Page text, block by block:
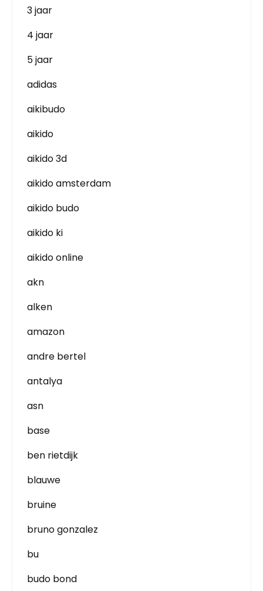
3 jaar
4 jaar
5 jaar
adidas
aikibudo
aikido
aikido 3d
aikido amsterdam
aikido budo
aikido ki
aikido online
akn
alken
amazon
andre bertel
antalya
asn
base
ben rietdijk
blauwe
bruine
bruno gonzalez
bu
budo bond